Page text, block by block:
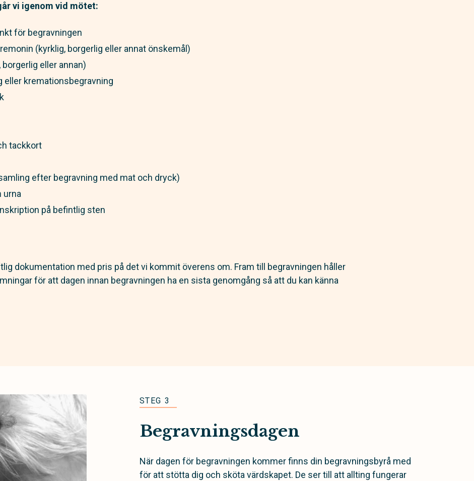
vi igenom vid mötet:
för begravningen
(kyrklig, borgerlig eller annat önskemål)
eller annan)
eller kremationsbegravning
tackkort
efter begravning med mat och dryck)
urna
på befintlig sten
dokumentation med pris på det vi kommit överens om. Fram till begravningen håller
för att dagen innan begravningen ha en sista genomgång så att du kan känna
STEG 3
Begravningsdagen
När dagen för begravningen kommer finns din begravningsbyrå med
för att stötta dig och sköta värdskapet. De ser till att allting fungerar